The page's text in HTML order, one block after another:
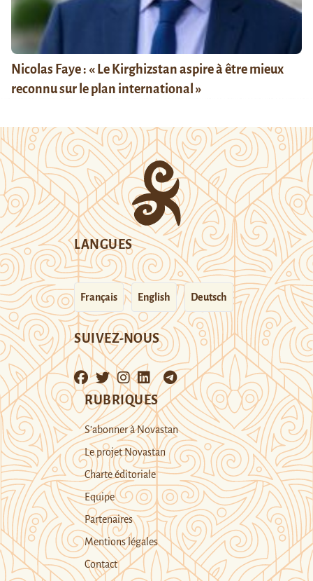
Nicolas Faye : « Le Kirghizstan aspire à être mieux
reconnu sur le plan international »
LANGUES
Français English Deutsch
SUIVEZ-NOUS
RUBRIQUES
S’abonner à Novastan
Le projet Novastan
Charte éditoriale
Equipe
Partenaires
Mentions légales
Contact